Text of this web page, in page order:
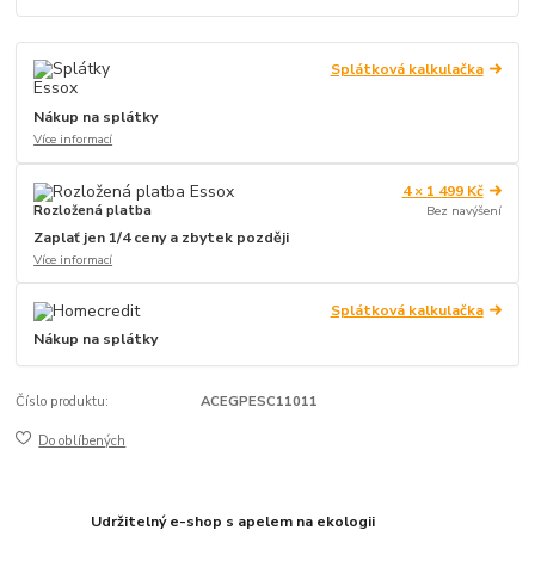
Splátková kalkulačka
Nákup na splátky
Více informací
Rozložená platba
4 × 1 499 Kč
Bez navýšení
Zaplať jen 1/4 ceny a zbytek později
Více informací
Splátková kalkulačka
Nákup na splátky
Číslo produktu: ACEGPESC11011
Do oblíbených
Udržitelný e-shop s apelem na ekologii